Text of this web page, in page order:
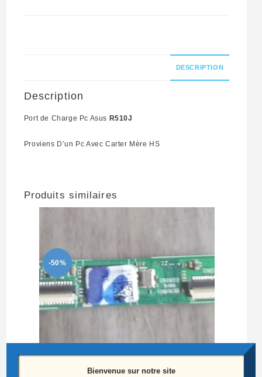
DESCRIPTION
Description
Port de Charge Pc Asus R510J
Proviens D’un Pc Avec Carter Mère HS
Produits similaires
-50%
Bienvenue sur notre site